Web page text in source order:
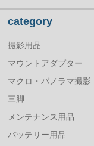
category
撮影用品
マウントアダプター
マクロ・パノラマ撮影
三脚
メンテナンス用品
バッテリー用品